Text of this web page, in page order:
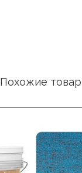
Похожие